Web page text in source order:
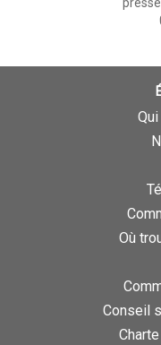
Où
Conseil